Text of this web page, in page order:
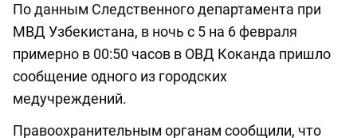
По данным Следственного департамента при
МВД Узбекистана, в ночь с 5 на 6 февраля
примерно в 00:50 часов в ОВД Коканда пришло
сообщение одного из городских
медучреждений.
Правоохранительным органам сообщили, что